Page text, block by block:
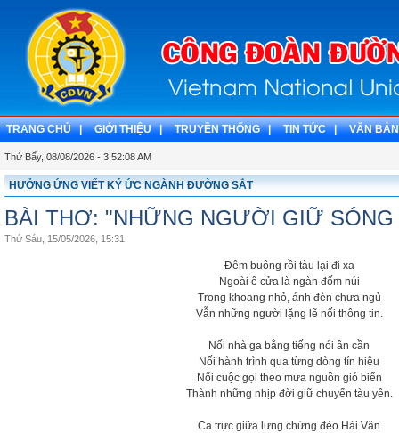
TRANG CHỦ | GIỚI THIỆU | TRUYỀN THỐNG | TIN TỨC | VĂN
Thứ Bẩy, 08/08/2026 - 3:52:08 AM
HƯỞNG ỨNG VIẾT KÝ ỨC NGÀNH ĐƯỜNG SẮT
BÀI THƠ: "NHỮNG NGƯỜI GIỮ
Thứ Sáu, 15/05/2026, 15:31
Đêm buông rồi tàu lại đi xa
Ngoài ô cửa là ngàn đốm núi
Trong khoang nhỏ, ánh đèn chưa ngủ
Vẫn những người lặng lẽ nối thông tin.
Nối nhà ga bằng tiếng nói ân cần
Nối hành trình qua từng dòng tín hiệu
Nối cuộc gọi theo mưa nguồn gió biển
Thành những nhịp đời giữ chuyến tàu yên.
Ca trực giữa lưng chừng đèo Hải Vân